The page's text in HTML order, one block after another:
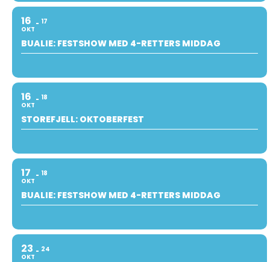
16
OKT
17
BUALIE: FESTSHOW MED 4-RETTERS MIDDAG
16
OKT
18
STOREFJELL: OKTOBERFEST
17
OKT
18
BUALIE: FESTSHOW MED 4-RETTERS MIDDAG
23
OKT
24